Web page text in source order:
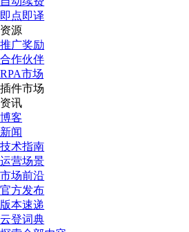
即点即译
资源
推广奖励
合作伙伴
RPA市场
插件市场
资讯
博客
新闻
技术指南
运营场景
市场前沿
官方发布
版本速递
云登词典